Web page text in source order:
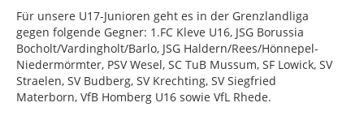
Für unsere U17-Junioren geht es in der Grenzlandliga
gegen folgende Gegner: 1.FC Kleve U16, JSG Borussia
Bocholt/Vardingholt/Barlo, JSG Haldern/Rees/Hönnepel-
Niedermörmter, PSV Wesel, SC TuB Mussum, SF Lowick, SV
Straelen, SV Budberg, SV Krechting, SV Siegfried
Materborn, VfB Homberg U16 sowie VfL Rhede.